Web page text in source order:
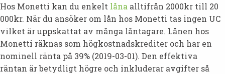
Hos Monetti kan du enkelt låna alltifrån 2000kr till 20
000kr. När du ansöker om lån hos Monetti tas ingen UC
vilket är uppskattat av många låntagare. Lånen hos
Monetti räknas som högkostnadskrediter och har en
nominell ränta på 39% (2019-03-01). Den effektiva
räntan är betydligt högre och inkluderar avgifter så